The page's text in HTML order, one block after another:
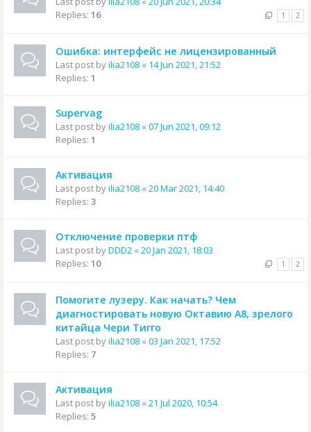
Replies: 16 1 2
Ошибка: интерфейс не лицензированный
Last post byilia2108 « 14 Jun 2021, 21:52
Replies: 1
Supervag
Last post byilia2108 « 07 Jun 2021, 09:12
Replies: 1
Активация
Last post byilia2108 « 20 Mar 2021, 14:40
Replies: 3
Отключение проверки птф
Last post byDDD2 « 20 Jan 2021, 18:03
Replies: 10 1 2
Помогите лузеру. Как начать? Чем
диагностировать новую Октавию А8, зрелого
китайца Чери Тигго
Last post byilia2108 « 03 Jan 2021, 17:52
Replies: 7
Активация
Last post byilia2108 « 21 Jul 2020, 10:54
Replies: 5